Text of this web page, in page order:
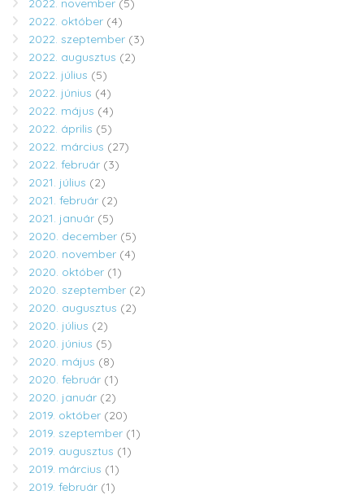
2022. november (5)
2022. október (4)
2022. szeptember (3)
2022. augusztus (2)
2022. július (5)
2022. június (4)
2022. május (4)
2022. április (5)
2022. március (27)
2022. február (3)
2021. július (2)
2021. február (2)
2021. január (5)
2020. december (5)
2020. november (4)
2020. október (1)
2020. szeptember (2)
2020. augusztus (2)
2020. július (2)
2020. június (5)
2020. május (8)
2020. február (1)
2020. január (2)
2019. október (20)
2019. szeptember (1)
2019. augusztus (1)
2019. március (1)
2019. február (1)